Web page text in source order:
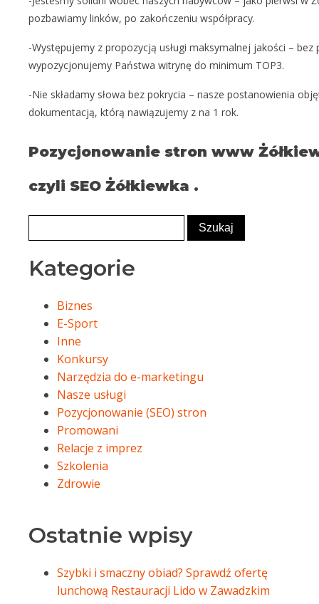
pozbawiamy linków, po zakończeniu współpracy.
-Występujemy z propozycją usługi maksymalnej jakości – bez
wypozycjonujemy Państwa witrynę do minimum TOP3.
-Nie składamy słowa bez pokrycia – nasze postanowienia
dokumentacją, którą nawiązujemy z na 1 rok.
Pozycjonowanie stron www
czyli SEO Żółkiewka .
Kategorie
Biznes
E-Sport
Inne
Konkursy
Narzędzia do e-marketingu
Nasze usługi
Pozycjonowanie (SEO) stron
Promowani
Relacje z imprez
Szkolenia
Zdrowie
Ostatnie wpisy
Szybki i smaczny obiad? Sprawdź ofertę
lunchową Restauracji Lido w Zawadzkim